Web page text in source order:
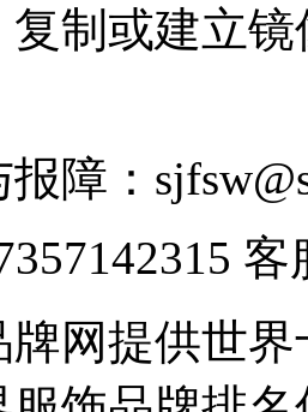
制或建立
障：
客
网提供世